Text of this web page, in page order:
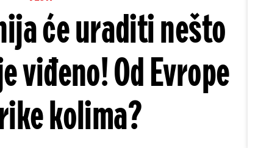
će uraditi nešto
viđeno! Od Evrope
kolima?